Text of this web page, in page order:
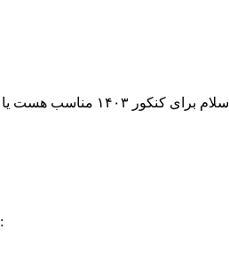
سلام برای کنکور ۱۴۰۳ مناسب هست یا باید منتظر شد تا با چاپ ۱۴۰۱ بیاد بیرون؟
گفته: